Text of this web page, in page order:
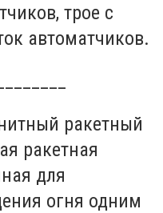
трое с
автоматчиков.
ракетный
ракетная
для
огня одним